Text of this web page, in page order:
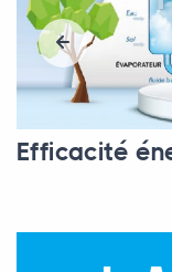
Efficacité